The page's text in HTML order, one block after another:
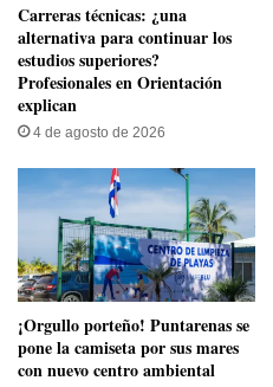
Carreras técnicas: ¿una
alternativa para continuar los
estudios superiores?
Profesionales en Orientación
explican
4 de agosto de 2026
​¡Orgullo porteño! Puntarenas se
pone la camiseta por sus mares
con nuevo centro ambiental